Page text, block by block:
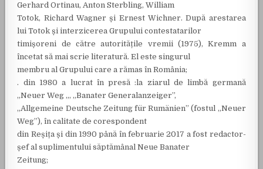
Gerhard Ortinau, Anton Sterbling, William
Totok, Richard Wagner și Ernest Wichner. După arestarea
lui Totok și interzicerea Grupului contestatarilor
timișoreni de către autoritățile vremii (1975), Kremm a
încetat să mai scrie literatură. El este singurul
membru al Grupului care a rămas în România;
. din 1980 a lucrat în presă :la ziarul de limbă germană
„Neuer Weg „, „Banater Generalanzeiger”,
„Allgemeine Deutsche Zeitung für Rumänien” (fostul „Neuer
Weg”), în calitate de corespondent
din Reșița și din 1990 până în februarie 2017 a fost redactor-
șef al suplimentului săptămânal Neue Banater
Zeitung;